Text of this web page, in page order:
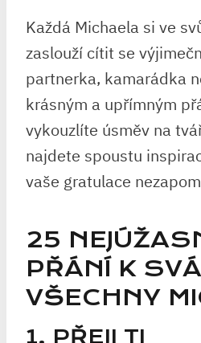
Každá Michaela si ve
zaslouží cítit se
partnerka, kamarádka
krásným a upřímným
vykouzlíte úsměv na
najdete spoustu
vaše gratulace
25
PŘÁNÍ K
VŠECHNY
1. PŘEJI TI